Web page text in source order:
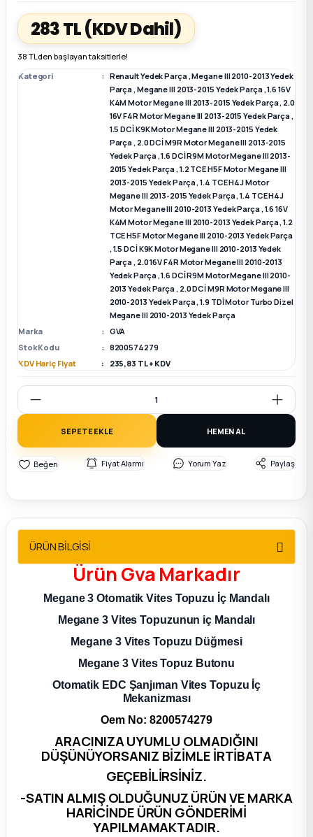
Megane E-TECH Yedek Parça
Parça
Parça
Parça283 TL(KDV Dahil)
38 TL den başlayan taksitlerle!
Kategori
Renault Yedek Parça,Megane III 2010-2013 Yedek
Parça,Megane III 2013-2015 Yedek Parça,1.6 16V
K4M Motor Megane III 2013-2015 Yedek Parça, 2.0
16V F4R Motor Megane III 2013-2015 Yedek Parça,
1.5 DCİ K9K Motor Megane III 2013-2015 Yedek
Parça, 2.0 DCİ M9R Motor Megane III 2013-2015
Yedek Parça,1.6 DCİ R9M Motor Megane III 2013-
2015 Yedek Parça,1.2 TCE H5F Motor Megane III
2013-2015 Yedek Parça,1.4 TCE H4J Motor
Megane III 2013-2015 Yedek Parça,1.4 TCE H4J
Motor Megane III 2010-2013 Yedek Parça,1.6 16V
K4M Motor Megane III 2010-2013 Yedek Parça,1.2
TCE H5F Motor Megane III 2010-2013 Yedek Parça
,1.5 DCİ K9K Motor Megane III 2010-2013 Yedek
Parça, 2.0 16V F4R Motor Megane III 2010-2013
Yedek Parça,1.6 DCİ R9M Motor Megane III 2010-
2013 Yedek Parça, 2.0 DCİ M9R Motor Megane III
2010-2013 Yedek Parça,1.9 TDİ Motor Turbo Dizel
Megane III 2010-2013 Yedek Parça
Marka
GVA
Stok Kodu
8200574279
KDV Hariç Fiyat
235,83 TL + KDV
SEPETE EKLE HEMEN AL
Fiyat Alarmı Yorum Yaz Paylaş
ÜRÜN BİLGİSİ
ÜrünGva Markadır
Megane 3 Otomatik Vites Topuzu İç Mandalı
Megane 3 Vites Topuzunun iç Mandalı
Megane 3 Vites Topuzu Düğmesi
Megane 3 Vites Topuz Butonu
Otomatik EDC Şanjıman Vites Topuzu İç
Mekanizması
Oem No: 8200574279
ARACINIZA UYUMLU OLMADIĞINI
DÜŞÜNÜYORSANIZ BİZİMLE İRTİBATA
GEÇEBİLİRSİNİZ.
-SATIN ALMIŞ OLDUĞUNUZ ÜRÜN VE MARKA
HARİCİNDE ÜRÜN GÖNDERİMİ
YAPILMAMAKTADIR.